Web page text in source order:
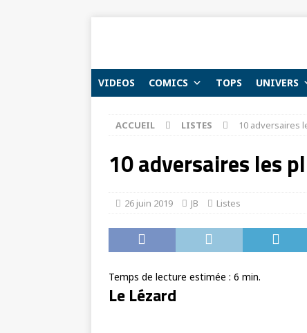
VIDEOS COMICS TOPS UNIVERS
ACCUEIL LISTES 10 adversaires
10 adversaires les
26 juin 2019 JB Listes
Temps de lecture estimée : 6 min.
Le Lézard